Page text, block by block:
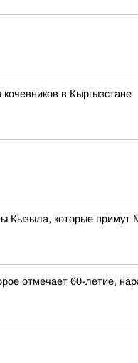
в Кыргызстане
Кызыла, которые примут
отмечает 60-летие,